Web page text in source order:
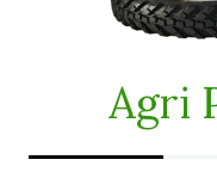
Agri